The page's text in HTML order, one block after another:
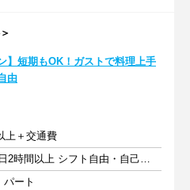
】短期もOK！ガストで料理上手
由
上＋交通費
週1日以上 1日2時間以上 シフト自由・自己申告
パート